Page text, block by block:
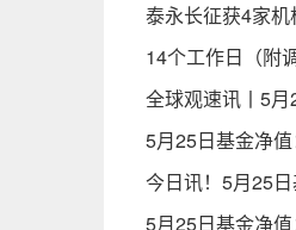
泰永长征获4家
14个工作日（附
全球观速讯丨5
5月25日基金净
今日讯！5月25
5月25日基金净